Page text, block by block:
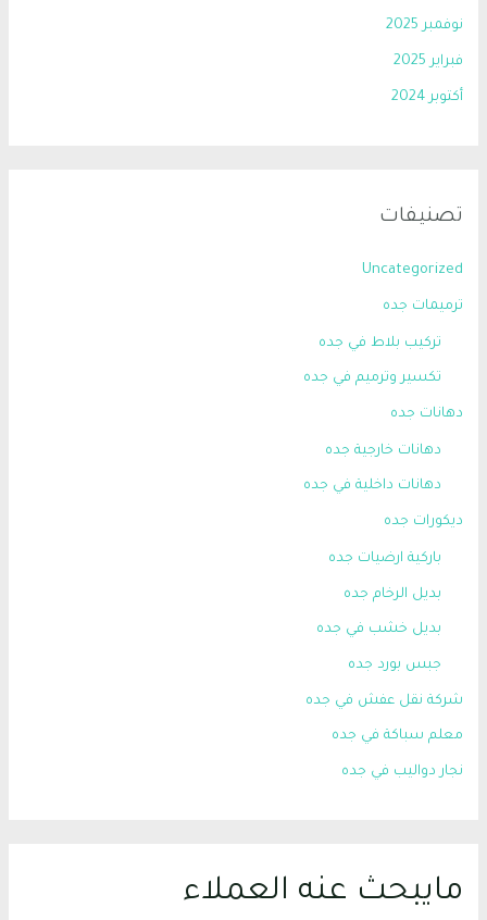
نوفمبر 2025
فبراير 2025
أكتوبر 2024
تصنيفات
Uncategorized
ترميمات جده
تركيب بلاط في جده
تكسير وترميم في جده
دهانات جده
دهانات خارجية جده
دهانات داخلية في جده
ديكورات جده
باركية ارضيات جده
بديل الرخام جده
بديل خشب في جده
جبس بورد جده
شركة نقل عفش في جده
معلم سباكة في جده
نجار دواليب في جده
مايبحث عنه العملاء